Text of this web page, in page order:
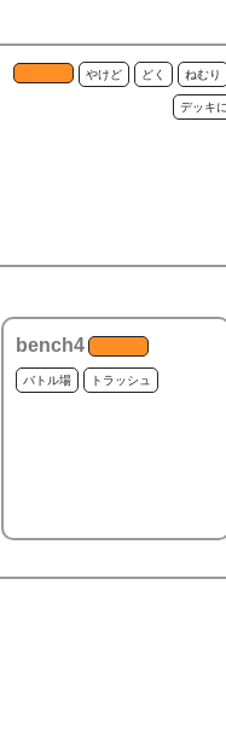
やけど どく ねむり
デッキ
bench4
バトル場 トラッシュ